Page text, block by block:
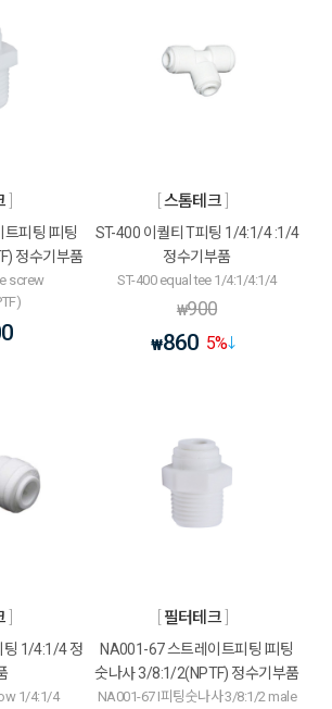
피팅 I피팅
정수기부품
screw
스톰테크
ST-400 이퀄티 T피팅 1/4:1/4 :1/4
정수기부품
ST-400 equal tee 1/4:1/4:1/4
₩900
₩860 5%
팅 1/4:1/4 정
1/4:1/4
필터테크
NA001-67 스트레이트피팅 I피팅
숫나사 3/8:1/2(NPTF) 정수기부품
NA001-67 I피팅숫나사 3/8:1/2 male